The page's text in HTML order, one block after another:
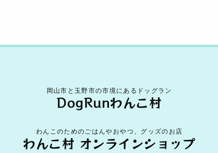
岡山市と玉野市の市境にあるドッグラン
DogRunわんこ村
わんこのためのごはんやおやつ、グッズのお店
わんこ村 オンラインショップ